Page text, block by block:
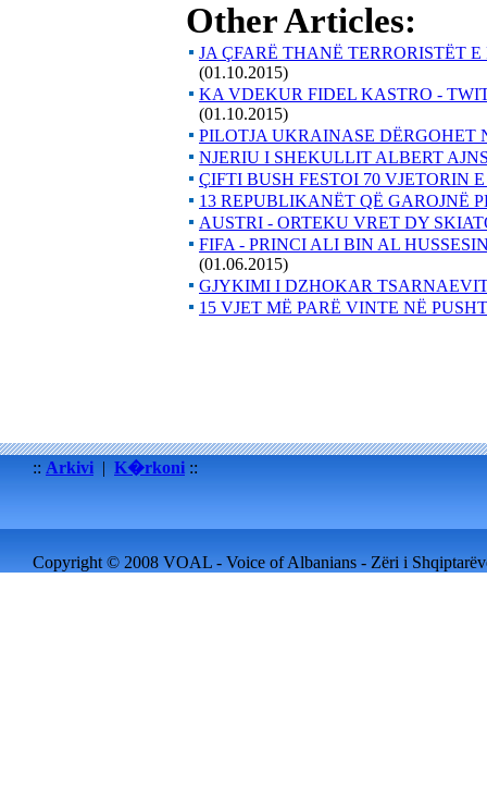
Other Articles:
JA ÇFARË THANË TERRORISTËT
(01.10.2015)
KA VDEKUR FIDEL KASTRO -
(01.10.2015)
PILOTJA UKRAINASE DËRGOHET
NJERIU I SHEKULLIT ALBERT
ÇIFTI BUSH FESTOI 70 VJETORIN
13 REPUBLIKANËT QË GAROJNË
AUSTRI - ORTEKU VRET DY
FIFA - PRINCI ALI BIN AL
(01.06.2015)
GJYKIMI I DZHOKAR
15 VJET MË PARË VINTE NË
:: Arkivi | K�rkoni ::
Copyright © 2008 VOAL - Voice of Albanians - Zëri i